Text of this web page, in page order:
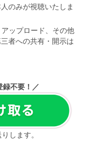
のみが視聴いたしま
ップロード、その他
者への共有・開示は
録不要！／
します。